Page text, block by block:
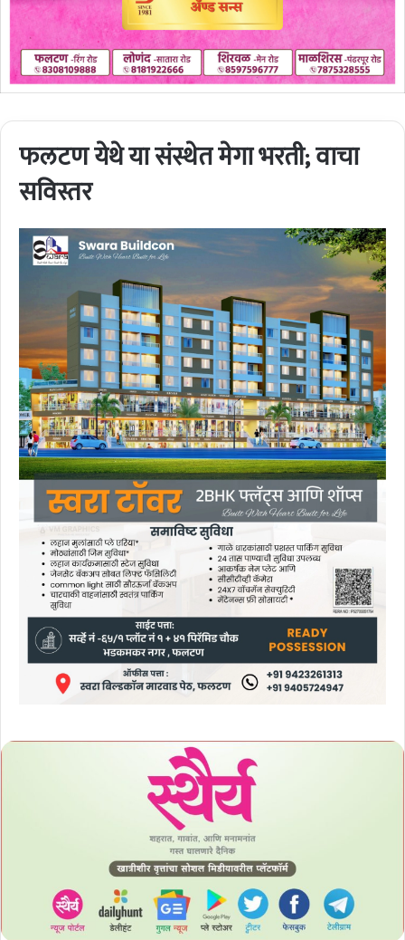
फलटण येथे या संस्थेत मेगा भरती; वाचा
सविस्तर